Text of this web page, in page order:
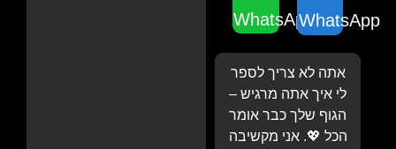
WhatsAppWhatsApp
אתה לא צריך לספר
לי איך אתה מרגיש –
הגוף שלך כבר אומר
הכל 💖. אני מקשיבה